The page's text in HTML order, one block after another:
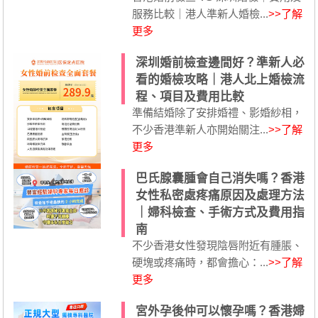
服務比較｜港人準新人婚檢...>>了解
更多
深圳婚前檢查邊間好？準新人必
看的婚檢攻略｜港人北上婚檢流
程、項目及費用比較
準備結婚除了安排婚禮、影婚紗相，
不少香港準新人亦開始關注...>>了解
更多
巴氏腺囊腫會自己消失嗎？香港
女性私密處疼痛原因及處理方法
｜婦科檢查、手術方式及費用指
南
不少香港女性發現陰唇附近有腫脹、
硬塊或疼痛時，都會擔心：...>>了解
更多
宮外孕後仲可以懷孕嗎？香港婦